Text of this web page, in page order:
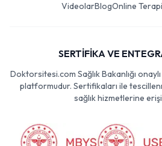
VideolarBlogOnline Terapi
SERTİFİKA VE
Doktorsitesi.com Sağlık Bakanlığı
platformudur. Sertifikaları ile
sağlık hizmetlerine